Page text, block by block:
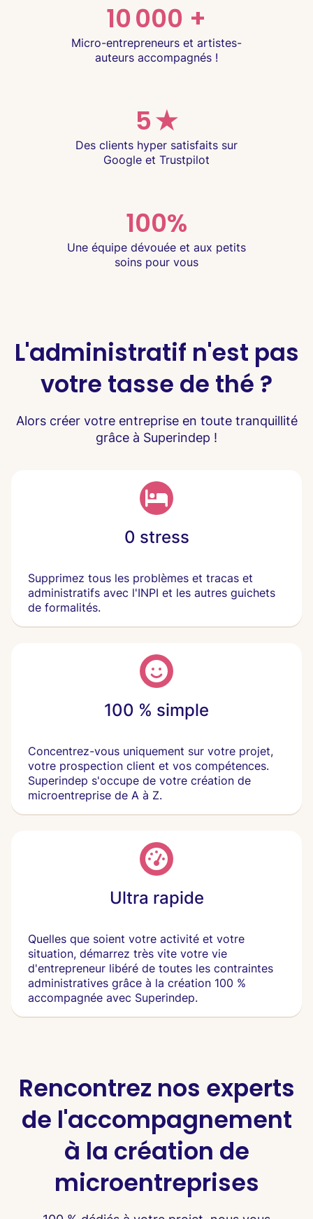
10 000 +
Micro-entrepreneurs et artistes-
auteurs accompagnés !
5 ★
Des clients hyper satisfaits sur
Google et Trustpilot
100%
Une équipe dévouée et aux petits
soins pour vous
L'administratif n'est pas
votre tasse de thé ?
Alors créer votre entreprise en toute tranquillité
grâce à Superindep !
0 stress
Supprimez tous les problèmes et tracas et
administratifs avec l'INPI et les autres guichets
de formalités.
100 % simple
Concentrez-vous uniquement sur votre projet,
votre prospection client et vos compétences.
Superindep s'occupe de votre création de
microentreprise de A à Z.
Ultra rapide
Quelles que soient votre activité et votre
situation, démarrez très vite votre vie
d'entrepreneur libéré de toutes les contraintes
administratives grâce à la création 100 %
accompagnée avec Superindep.
Rencontrez nos experts
de l'accompagnement
à la création de
microentreprises